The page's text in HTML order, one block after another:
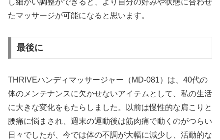
たマッサージが可能になると思います。
最後に
THRIVEハンディマッサージャー（MD-081）は、40代の
体のメンテナンスに欠かせないアイテムとして、私の生活
に大きな変化をもたらしました。以前は慢性的な肩こりと
腰痛に悩まされ、週末の運動後は筋肉痛で動くのがつらい
日々でしたが、今では体の不調が大幅に減少し、活動的な